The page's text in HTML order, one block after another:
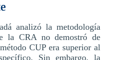
analizó la metodología
la CRA no demostró de
CUP era superior al
Sin embargo, la